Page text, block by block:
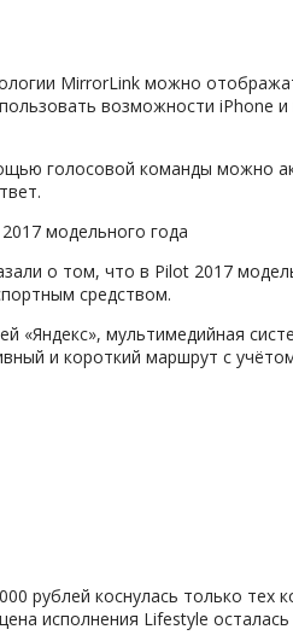
MirrorLink можно
возможности iPhone
голосовой команды можно
о том, что в Pilot 2017
средством.
«Яндекс», мультимедийная
и короткий маршрут с
рублей коснулась только
исполнения Lifestyle